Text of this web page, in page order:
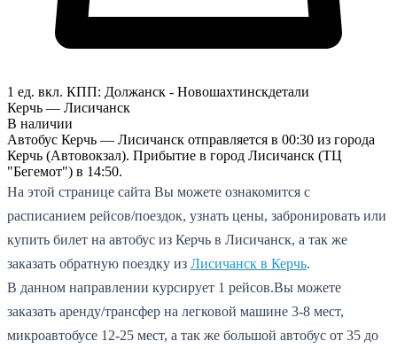
1 ед. вкл. КПП: Должанск - Новошахтинскдетали
Керчь — Лисичанск
В наличии
Автобус Керчь — Лисичанск отправляется в 00:30 из города
Керчь (Автовокзал). Прибытие в город Лисичанск (ТЦ
"Бегемот") в 14:50.
На этой странице сайта Вы можете ознакомится с
расписанием рейсов/поездок, узнать цены, забронировать или
купить билет на автобус из Керчь в Лисичанск, а так же
заказать обратную поездку из Лисичанск в Керчь.
В данном направлении курсирует 1 рейсов.Вы можете
заказать аренду/трансфер на легковой машине 3-8 мест,
микроавтобусе 12-25 мест, а так же большой автобус от 35 до